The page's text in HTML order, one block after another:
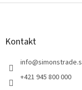
Z
Kontakt
info@
+421 945 800 000